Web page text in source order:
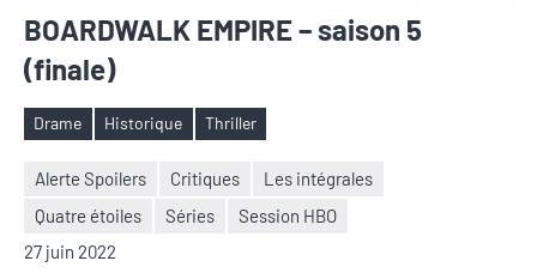
BOARDWALK EMPIRE – saison 5
(finale)
Étiquettes
Drame Historique Thriller
Alerte Spoilers Critiques
Les intégrales
Quatre étoiles
Séries
Session HBO
27 juin 2022
Nicolas
Auger
Aucun
commentaire